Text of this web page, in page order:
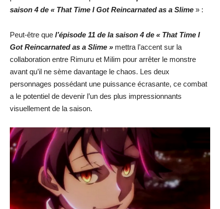
saison 4 de « That Time I Got Reincarnated as a Slime » :
Peut-être que l’épisode 11 de la saison 4 de « That Time I
Got Reincarnated as a Slime » mettra l’accent sur la
collaboration entre Rimuru et Milim pour arrêter le monstre
avant qu’il ne sème davantage le chaos. Les deux
personnages possédant une puissance écrasante, ce combat
a le potentiel de devenir l’un des plus impressionnants
visuellement de la saison.